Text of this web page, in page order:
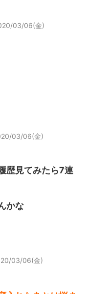
03/06(金)
03/06(金)
歴見てみたら7連
かな
03/06(金)